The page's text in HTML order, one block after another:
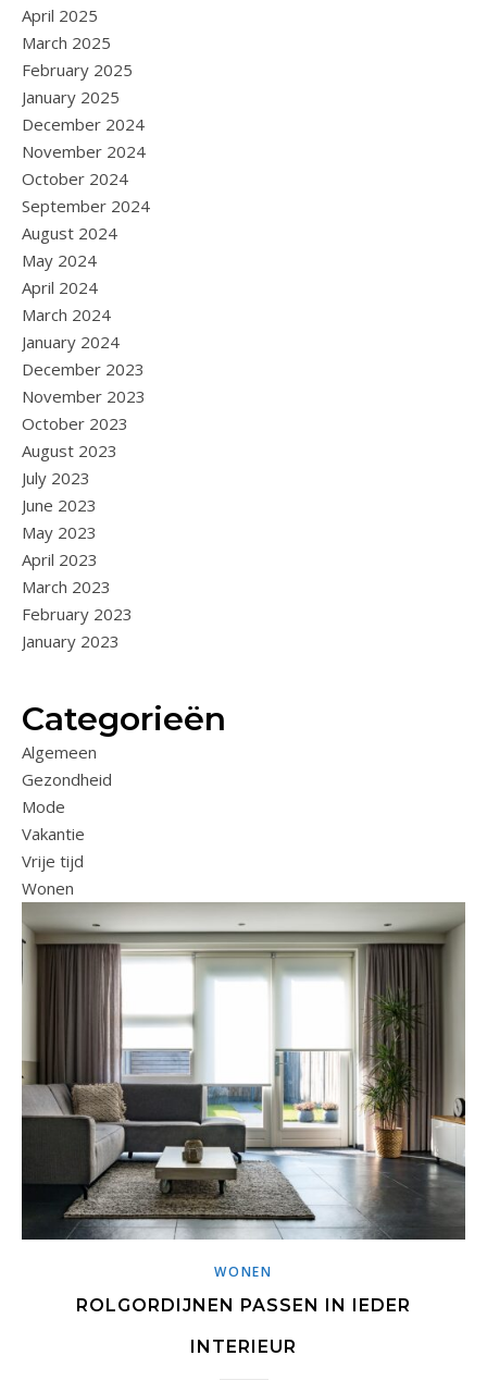
April 2025
March 2025
February 2025
January 2025
December 2024
November 2024
October 2024
September 2024
August 2024
May 2024
April 2024
March 2024
January 2024
December 2023
November 2023
October 2023
August 2023
July 2023
June 2023
May 2023
April 2023
March 2023
February 2023
January 2023
Categorieën
Algemeen
Gezondheid
Mode
Vakantie
Vrije tijd
Wonen
WONEN
ROLGORDIJNEN PASSEN IN IEDER
INTERIEUR